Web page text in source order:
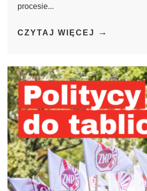
procesie...
CZYTAJ WIĘCEJ →